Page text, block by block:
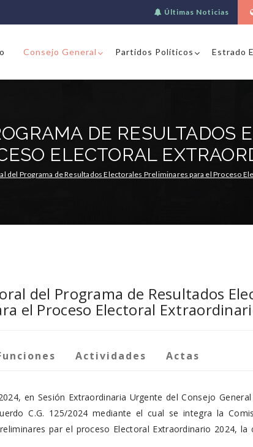
Últimas Noticias
Consejo General Partidos Políticos Estrado
DE RESULTADOS
ELECTORAL
del Programa de Resultados Electorales Preliminares para el Proceso
del Programa de Resultados
el Proceso Electoral
Actividades Actas
en Sesión Extraordinaria Urgente del Consejo
C.G. 125/2024 mediante el cual se integra la
par el proceso Electoral Extraordinario 2024,